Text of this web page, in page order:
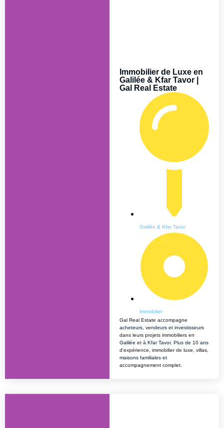
Immobilier de Luxe en
Galilée & Kfar Tavor |
Gal Real Estate
Galilée & Kfar Tavor
Immobilier
Gal Real Estate accompagne
acheteurs, vendeurs et investisseurs
dans leurs projets immobiliers en
Galilée et à Kfar Tavor. Plus de 10 ans
d'expérience, immobilier de luxe, villas,
maisons familiales et
accompagnement complet.